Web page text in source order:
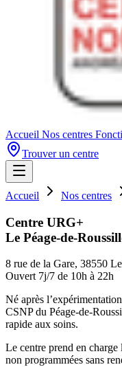
Accueil Nos centres
Trouver un centre
Accueil Nos centres
Centre URG+
Le Péage-de-
8 rue de la Gare, 38550
Ouvert 7j/7 de 10h à 22h
Né après
CSNP du Péage-de-
rapide aux soins.
Le centre prend en
non programmées sans